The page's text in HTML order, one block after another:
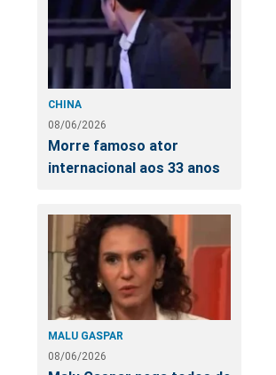
CHINA
08/06/2026
Morre famoso ator
internacional aos 33 anos
MALU GASPAR
08/06/2026